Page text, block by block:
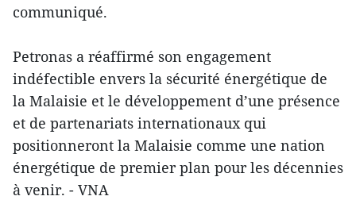
communiqué.
Petronas a réaffirmé son engagement
indéfectible envers la sécurité énergétique de
la Malaisie et le développement d’une présence
et de partenariats internationaux qui
positionneront la Malaisie comme une nation
énergétique de premier plan pour les décennies
à venir. - VNA